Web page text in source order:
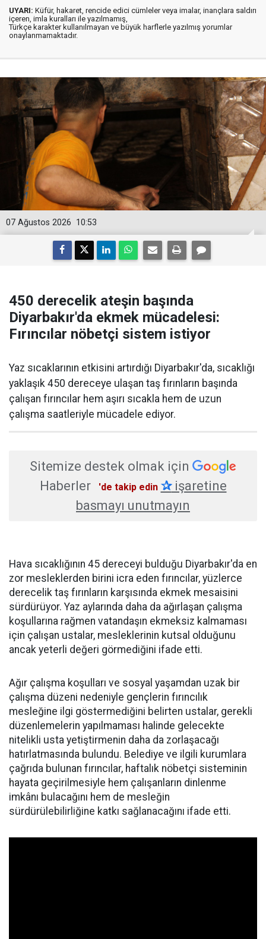
UYARI: Küfür, hakaret, rencide edici cümleler veya imalar, inançlara saldırı
içeren, imla kuralları ile yazılmamış,
Türkçe karakter kullanılmayan ve büyük harflerle yazılmış yorumlar
onaylanmamaktadır.
10:53
07 Ağustos 2026
450 derecelik ateşin başında
Diyarbakır'da ekmek mücadelesi:
Fırıncılar nöbetçi sistem istiyor
Yaz sıcaklarının etkisini artırdığı Diyarbakır'da, sıcaklığı
yaklaşık 450 dereceye ulaşan taş fırınların başında
çalışan fırıncılar hem aşırı sıcakla hem de uzun
çalışma saatleriyle mücadele ediyor.
Sitemize destek olmak için
Haberler
'de takip edin ✰işaretine
basmayı unutmayın
Hava sıcaklığının 45 dereceyi bulduğu Diyarbakır'da en
zor mesleklerden birini icra eden fırıncılar, yüzlerce
derecelik taş fırınların karşısında ekmek mesaisini
sürdürüyor. Yaz aylarında daha da ağırlaşan çalışma
koşullarına rağmen vatandaşın ekmeksiz kalmaması
için çalışan ustalar, mesleklerinin kutsal olduğunu
ancak yeterli değeri görmediğini ifade etti.
Ağır çalışma koşulları ve sosyal yaşamdan uzak bir
çalışma düzeni nedeniyle gençlerin fırıncılık
mesleğine ilgi göstermediğini belirten ustalar, gerekli
düzenlemelerin yapılmaması halinde gelecekte
nitelikli usta yetiştirmenin daha da zorlaşacağı
hatırlatmasında bulundu. Belediye ve ilgili kurumlara
çağrıda bulunan fırıncılar, haftalık nöbetçi sisteminin
hayata geçirilmesiyle hem çalışanların dinlenme
imkânı bulacağını hem de mesleğin
sürdürülebilirliğine katkı sağlanacağını ifade etti.